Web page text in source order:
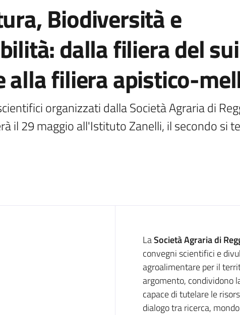
Biodiversità e
dalla filiera del
alla filiera apistico-
organizzati dalla Società Agraria di
il 29 maggio all'Istituto Zanelli, il secondo si
Cos'è
LaSocietà Agraria di
convegni scientifici e
agroalimentare per il
argomento, condividono
capace di tutelare le
dialogo tra ricerca,